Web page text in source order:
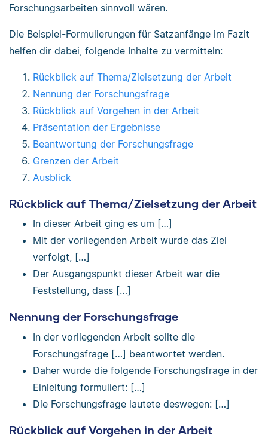
Forschungsarbeiten sinnvoll wären.
Die Beispiel-Formulierungen für Satzanfänge im Fazit
helfen dir dabei, folgende Inhalte zu vermitteln:
Rückblick auf Thema/Zielsetzung der Arbeit
Nennung der Forschungsfrage
Rückblick auf Vorgehen in der Arbeit
Präsentation der Ergebnisse
Beantwortung der Forschungsfrage
Grenzen der Arbeit
Ausblick
Rückblick auf Thema/Zielsetzung der Arbeit
In dieser Arbeit ging es um […]
Mit der vorliegenden Arbeit wurde das Ziel
verfolgt, […]
Der Ausgangspunkt dieser Arbeit war die
Feststellung, dass […]
Nennung der Forschungsfrage
In der vorliegenden Arbeit sollte die
Forschungsfrage […] beantwortet werden.
Daher wurde die folgende Forschungsfrage in der
Einleitung formuliert: […]
Die Forschungsfrage lautete deswegen: […]
Rückblick auf Vorgehen in der Arbeit